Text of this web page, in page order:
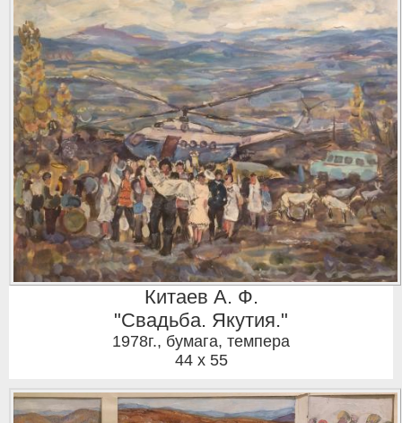
Китаев А. Ф.
"Свадьба. Якутия."
1978г., бумага, темпера
44 x 55